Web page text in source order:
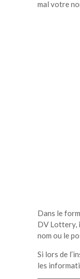
mal votre
Dans le
DV Lottery,
nom ou le
Si lors de
les